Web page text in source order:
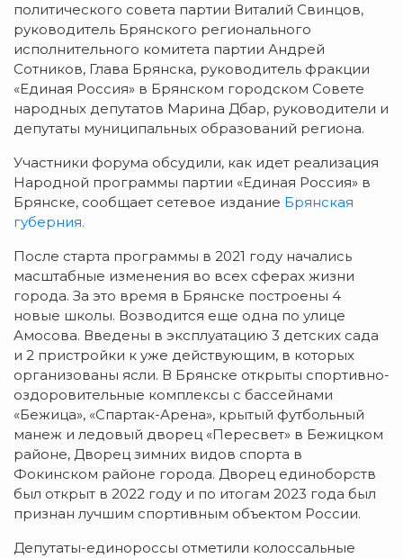
политического совета партии Виталий Свинцов,
руководитель Брянского регионального
исполнительного комитета партии Андрей
Сотников, Глава Брянска, руководитель фракции
«Единая Россия» в Брянском городском Совете
народных депутатов Марина Дбар, руководители и
депутаты муниципальных образований региона.
Участники форума обсудили, как идет реализация
Народной программы партии «Единая Россия» в
Брянске, сообщает сетевое издание Брянская
губерния.
После старта программы в 2021 году начались
масштабные изменения во всех сферах жизни
города. За это время в Брянске построены 4
новые школы. Возводится еще одна по улице
Амосова. Введены в эксплуатацию 3 детских сада
и 2 пристройки к уже действующим, в которых
организованы ясли. В Брянске открыты спортивно-
оздоровительные комплексы с бассейнами
«Бежица», «Спартак-Арена», крытый футбольный
манеж и ледовый дворец «Пересвет» в Бежицком
районе, Дворец зимних видов спорта в
Фокинском районе города. Дворец единоборств
был открыт в 2022 году и по итогам 2023 года был
признан лучшим спортивным объектом России.
Депутаты-единороссы отметили колоссальные